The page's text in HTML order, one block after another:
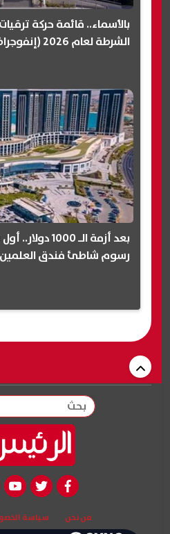
بالأسماء.. قائمة حركة
الشرطة لعام 2026 (إنفوجراف)
بعد أزمة الـ
رسوم شاطئ فندق
بحث
facebook
twitter
من نحن سياسة